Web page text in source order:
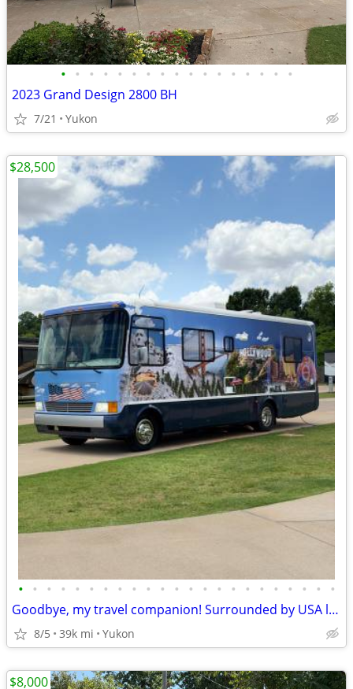
• • • • • • • • • • • • • • • • •
2023 Grand Design 2800 BH
7/21 Yukon
• • • • • • • • • • • • • • • • • • • • • • •
Goodbye, my travel companion! Surrounded by USA landscapes
8/5 39k mi Yukon
$28,500
$8,000